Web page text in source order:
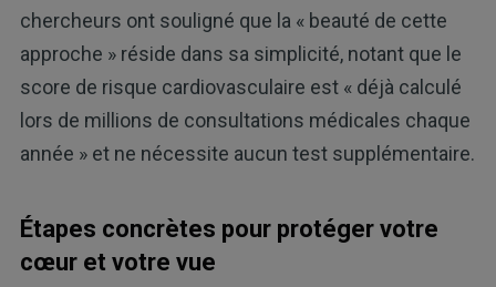
chercheurs ont souligné que la « beauté de cette
approche » réside dans sa simplicité, notant que le
score de risque cardiovasculaire est « déjà calculé
lors de millions de consultations médicales chaque
année » et ne nécessite aucun test supplémentaire.
Étapes concrètes pour protéger votre
cœur et votre vue